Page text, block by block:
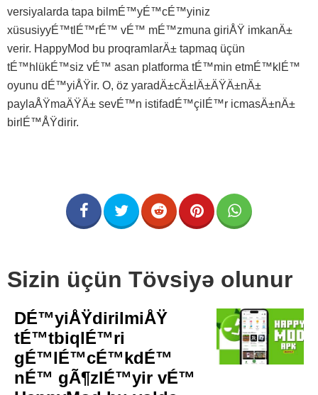
versiyalarda tapa bilmÉ™yÉ™cÉ™yiniz
xüsusiyyÉ™tlÉ™rÉ™ vÉ™ mÉ™zmuna giriÅŸ imkanÄ±
verir. HappyMod bu proqramlarÄ± tapmaq üçün
tÉ™hlükÉ™siz vÉ™ asan platforma tÉ™min etmÉ™klÉ™
oyunu dÉ™yiÅŸir. O, öz yaradÄ±cÄ±lÄ±ÄŸÄ±nÄ±
paylaÅŸmaÄŸÄ± sevÉ™n istifadÉ™çilÉ™r icmasÄ±nÄ±
birlÉ™ÅŸdirir.
Sizin üçün Tövsiyə olunur
DÉ™yiÅŸdirilmiÅŸ
tÉ™tbiqlÉ™ri
gÉ™lÉ™cÉ™kdÉ™
nÉ™ gÃ¶zlÉ™yir vÉ™